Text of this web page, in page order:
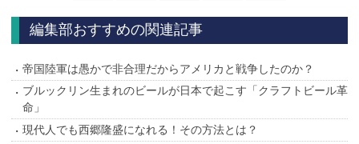
へ
へ
編集部おすすめの関連記事
帝国陸軍は愚かで非合理だからアメリカと戦争したのか？
ブルックリン生まれのビールが日本で起こす「クラフトビール革
命」
現代人でも西郷隆盛になれる！その方法とは？